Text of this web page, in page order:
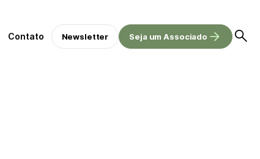
Contato Newsletter Seja um Associado